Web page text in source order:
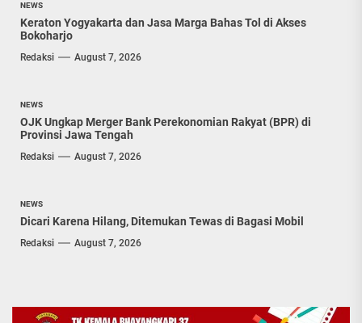
NEWS
Keraton Yogyakarta dan Jasa Marga Bahas Tol di Akses
Bokoharjo
Redaksi August 7, 2026
NEWS
OJK Ungkap Merger Bank Perekonomian Rakyat (BPR) di
Provinsi Jawa Tengah
Redaksi August 7, 2026
NEWS
Dicari Karena Hilang, Ditemukan Tewas di Bagasi Mobil
Redaksi August 7, 2026